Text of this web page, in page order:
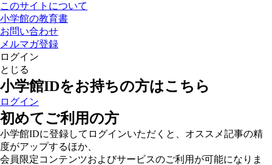
このサイトについて
小学館の教育書
お問い合わせ
メルマガ登録
ログイン
とじる
小学館IDをお持ちの方はこちら
ログイン
初めてご利用の方
小学館IDに登録してログインいただくと、オススメ記事の精
度がアップするほか、
会員限定コンテンツおよびサービスのご利用が可能になりま